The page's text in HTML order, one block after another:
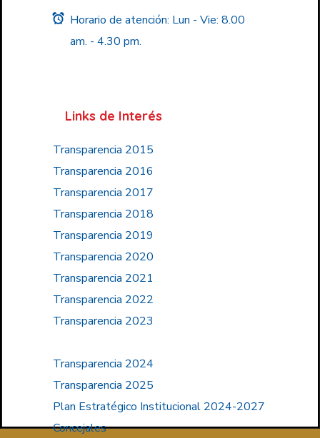
Horario de atención: Lun - Vie: 8.00
am. - 4.30 pm.
Links de Interés
Transparencia 2015
Transparencia 2016
Transparencia 2017
Transparencia 2018
Transparencia 2019
Transparencia 2020
Transparencia 2021
Transparencia 2022
Transparencia 2023
Transparencia 2024
Transparencia 2025
Plan Estratégico Institucional 2024-2027
Concejales